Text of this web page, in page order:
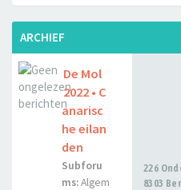
ARCHIEF
De Mol
2022 • C
anarisc
he eilan
den
Subforu
ms:Algem
226
8303